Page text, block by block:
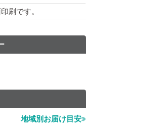
刷です。
地域別お届け目安